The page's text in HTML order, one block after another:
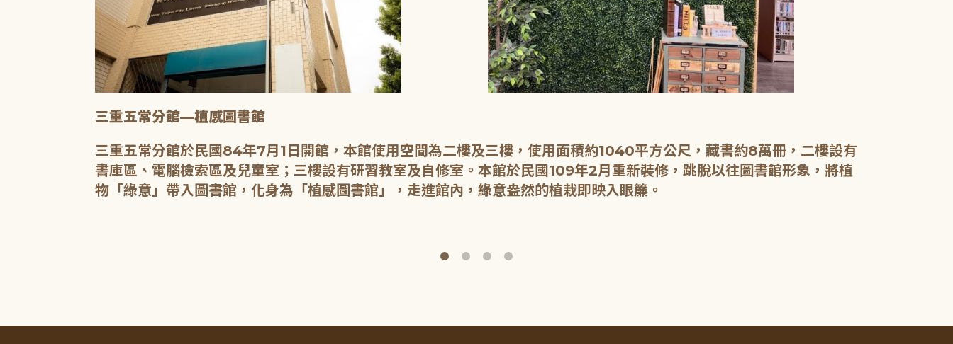
三重五常分館—植感圖書館
三重五常分館於民國84年7月1日開館，本館使用空間為二樓及三樓，使用面積約1040平方公尺，藏書約8萬冊，二樓設有
書庫區、電腦檢索區及兒童室；三樓設有研習教室及自修室。本館於民國109年2月重新裝修，跳脫以往圖書館形象，將植
物「綠意」帶入圖書館，化身為「植感圖書館」，走進館內，綠意盎然的植栽即映入眼簾。